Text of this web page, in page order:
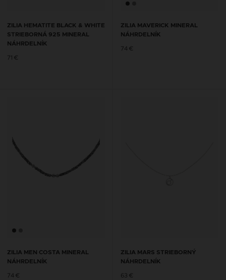
ZILIA HEMATITE BLACK & WHITE
STRIEBORNÁ 925 MINERAL
NÁHRDELNÍK
71 €
ZILIA MAVERICK MINERAL
NÁHRDELNÍK
74 €
ZILIA MEN COSTA MINERAL
NÁHRDELNÍK
74 €
ZILIA MARS STRIEBORNÝ
NÁHRDELNÍK
63 €